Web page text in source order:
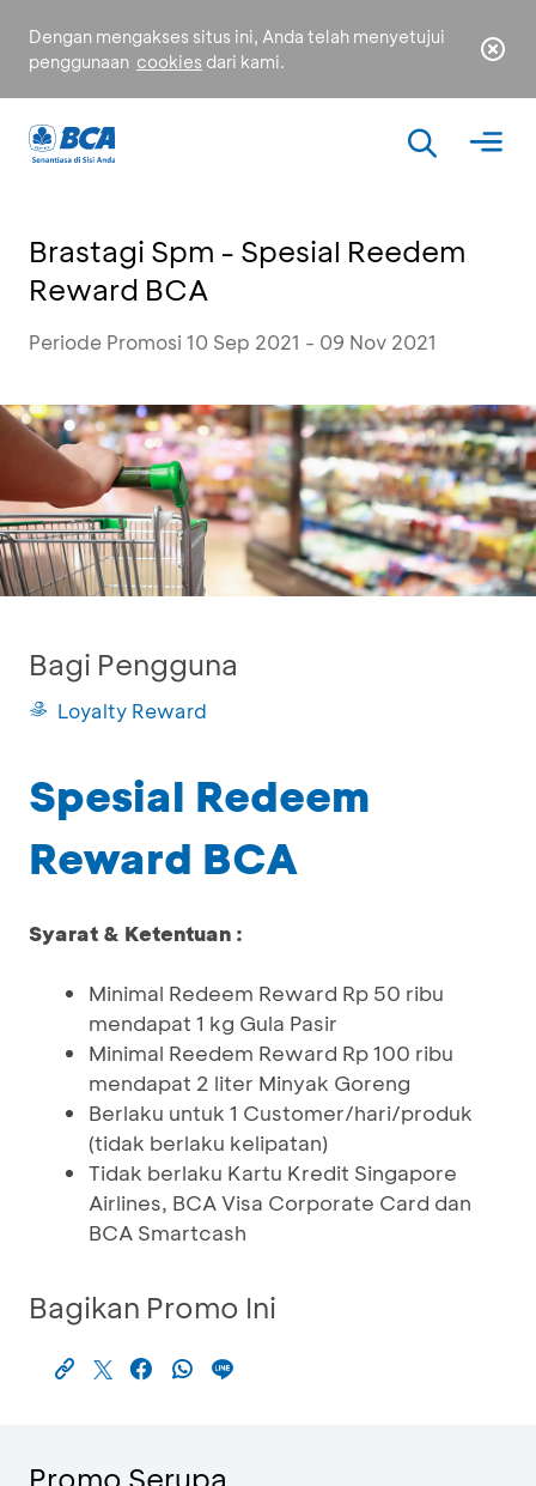
Dengan mengakses situs ini, Anda telah menyetujui
penggunaan cookies dari kami.
Brastagi Spm - Spesial Reedem
Reward BCA
Periode Promosi 10 Sep 2021 - 09 Nov 2021
Bagi Pengguna
Loyalty Reward
Spesial Redeem
Reward BCA
Syarat & Ketentuan :
Minimal Redeem Reward Rp 50 ribu
mendapat 1 kg Gula Pasir
Minimal Reedem Reward Rp 100 ribu
mendapat 2 liter Minyak Goreng
Berlaku untuk 1 Customer/hari/produk
(tidak berlaku kelipatan)
Tidak berlaku Kartu Kredit Singapore
Airlines, BCA Visa Corporate Card dan
BCA Smartcash
Bagikan Promo Ini
Promo Serupa